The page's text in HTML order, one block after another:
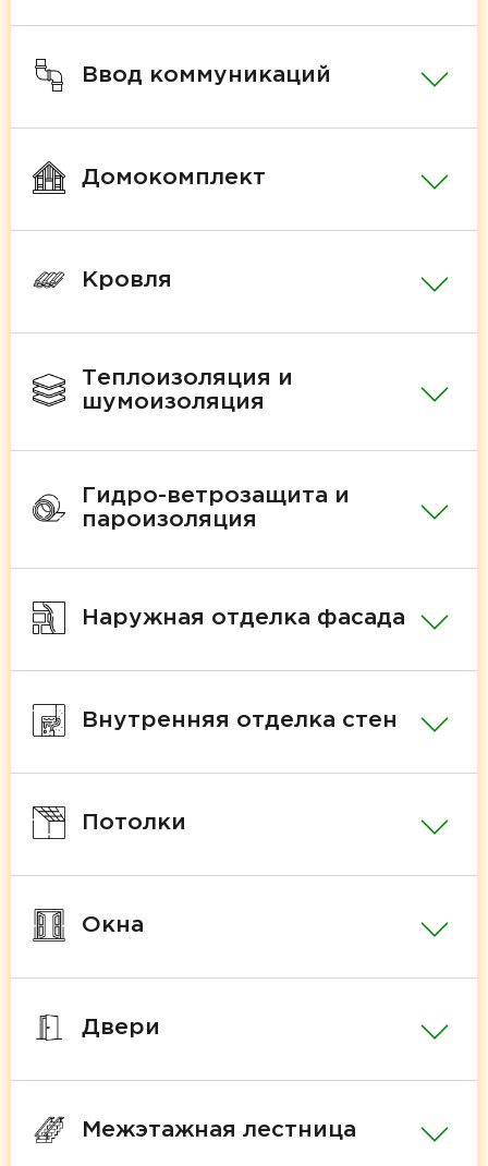
Ввод коммуникаций
Домокомплект
Кровля
Теплоизоляция и
шумоизоляция
Гидро-ветрозащита и
пароизоляция
Наружная отделка фасада
Внутренняя отделка стен
Потолки
Окна
Двери
Межэтажная лестница